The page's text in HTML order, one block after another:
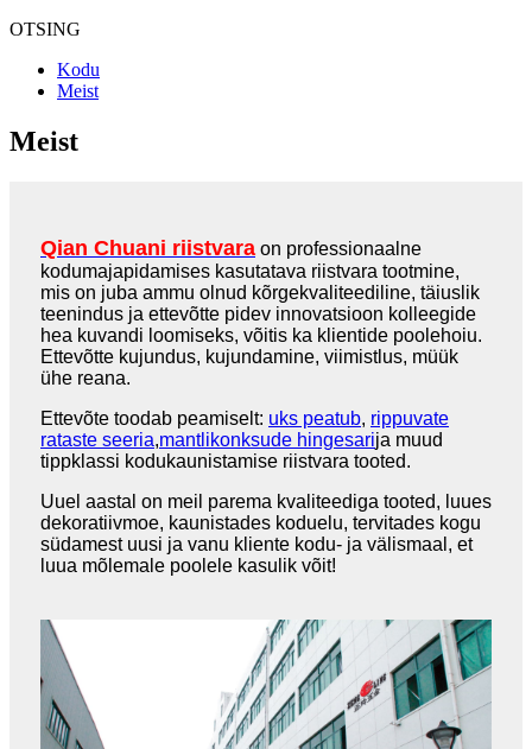
OTSING
Kodu
Meist
Meist
Qian Chuani riistvara on professionaalne
kodumajapidamises kasutatava riistvara tootmine,
mis on juba ammu olnud kõrgekvaliteediline, täiuslik
teenindus ja ettevõtte pidev innovatsioon kolleegide
hea kuvandi loomiseks, võitis ka klientide poolehoiu.
Ettevõtte kujundus, kujundamine, viimistlus, müük
ühe reana.
Ettevõte toodab peamiselt: uks peatub, rippuvate
rataste seeria,mantlikonksude hingesarija muud
tippklassi kodukaunistamise riistvara tooted.
Uuel aastal on meil parema kvaliteediga tooted, luues
dekoratiivmoe, kaunistades koduelu, tervitades kogu
südamest uusi ja vanu kliente kodu- ja välismaal, et
luua mõlemale poolele kasulik võit!